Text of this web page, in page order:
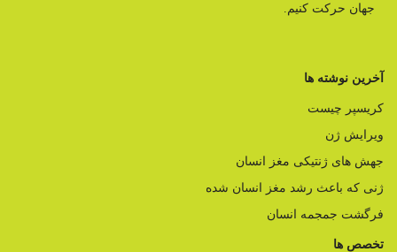
جهان حرکت کنیم.
آخرین نوشته ها
کریسپر چیست
ویرایش ژن
جهش های ژنتیکی مغز انسان
ژنی که باعث رشد مغز انسان شده
فرگشت جمجمه انسان
تخصص ها